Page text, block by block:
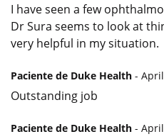
I have seen a few
Dr Sura seems to look at
very helpful in my situation.
Paciente de Duke Health -
Outstanding job
Paciente de Duke Health -